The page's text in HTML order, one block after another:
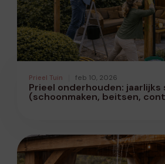
Prieel Tuin feb 10, 2026
Prieel onderhouden: jaarlijks
(schoonmaken, beitsen,